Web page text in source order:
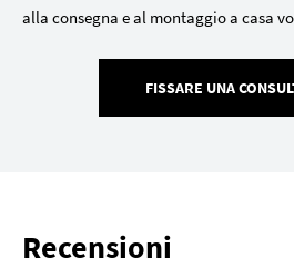
alla consegna e al montaggio a casa
FISSARE UNA
Recensioni